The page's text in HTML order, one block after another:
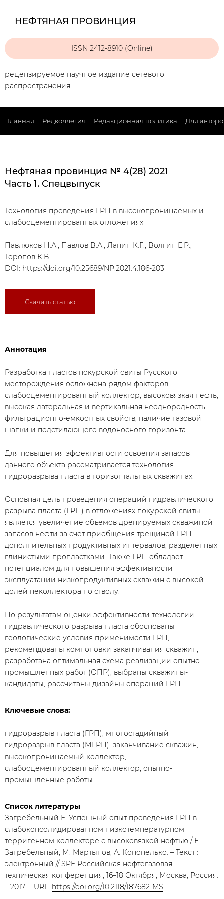
НЕФТЯНАЯ ПРОВИНЦИЯ
ISSN 2412-8910 (Online)
рецензируемое научное издание сетевого
распространения
Главная Редколлегия Редакционная политика Для
Нефтяная провинция № 4(28) 2021
Часть 1. Спецвыпуск
Технология проведения ГРП в высокопроницаемых и
слабосцементированных отложениях
Павлюков Н.А., Павлов В.А., Лапин К.Г., Волгин Е.Р.,
Торопов К.В.
DOI: https://doi.org/10.25689/NP.2021.4.186-203
Скачать статью
Аннотация
Разработка пластов покурской свиты Русского
месторождения осложнена рядом факторов:
слабосцементированный коллектор, высоковязкая нефть,
высокая латеральная и вертикальная неоднородность
фильтрационно-емкостных свойств, наличие газовой
шапки и подстилающего водоносного горизонта.
Для повышения эффективности освоения запасов
данного объекта рассматривается технология
гидроразрыва пласта в горизонтальных скважинах.
Основная цель проведения операций гидравлического
разрыва пласта (ГРП) в отложениях покурской свиты
является увеличение объемов дренируемых скважиной
запасов нефти за счет приобщения трещиной ГРП
дополнительных продуктивных интервалов, разделенных
глинистыми пропластками. Также ГРП обладает
потенциалом для повышения эффективности
эксплуатации низкопродуктивных скважин с высокой
долей неколлектора по стволу.
По результатам оценки эффективности технологии
гидравлического разрыва пласта обоснованы
геологические условия применимости ГРП,
рекомендованы компоновки заканчивания скважин,
разработана оптимальная схема реализации опытно-
промышленных работ (ОПР), выбраны скважины-
кандидаты, рассчитаны дизайны операций ГРП.
Ключевые слова:
гидроразрыв пласта (ГРП), многостадийный
гидроразрыв пласта (МГРП), заканчивание скважин,
высокопроницаемый коллектор,
слабосцементированный коллектор, опытно-
промышленные работы
Список литературы
Загребельный Е. Успешный опыт проведения ГРП в
слабоконсолидированном низкотемпературном
терригенном коллекторе с высоковязкой нефтью / Е.
Загребельный, М. Мартынов, А. Конопелько. – Текст :
электронный // SPE Российская нефтегазовая
техническая конференция, 16–18 Октября, Москва, Россия.
– 2017. – URL: https://doi.org/10.2118/187682-MS.